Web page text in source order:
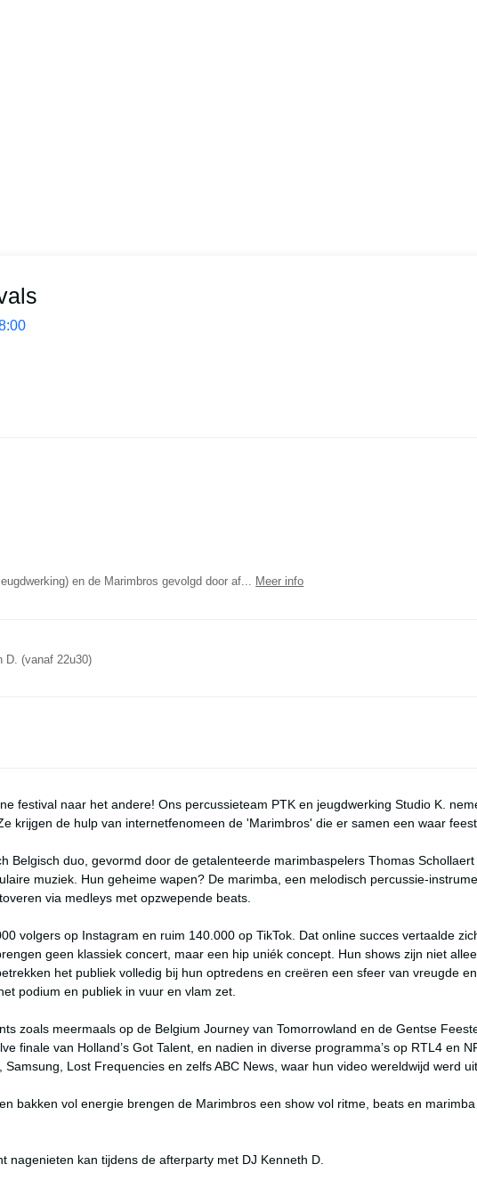
en de Marimbros gevolgd door af... Meer info
D. (vanaf 22u30)
festival naar het andere! Ons percussieteam PTK en jeugdwerking Studio K.
krijgen de hulp van internetfenomeen de 'Marimbros' die er samen een waar
Belgisch duo, gevormd door de getalenteerde marimbaspelers Thomas
muziek. Hun geheime wapen? De marimba, een melodisch percussie-
via medleys met opzwepende beats.
volgers op Instagram en ruim 140.000 op TikTok. Dat online succes vertaalde
geen klassiek concert, maar een hip uniék concept. Hun shows zijn niet
het publiek volledig bij hun optredens en creëren een sfeer van vreugde
podium en publiek in vuur en vlam zet.
zoals meermaals op de Belgium Journey van Tomorrowland en de Gentse
finale van Holland’s Got Talent, en nadien in diverse programma’s op RTL4 en
Samsung, Lost Frequencies en zelfs ABC News, waar hun video wereldwijd werd
bakken vol energie brengen de Marimbros een show vol ritme, beats en
nagenieten kan tijdens de afterparty met DJ Kenneth D.